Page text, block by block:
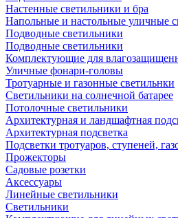
Настенные светильники и бра
Напольные и настольные уличные
Подводные светильники
Подводные светильники
Комплектующие для
Уличные фонари-головы
Тротуарные и газонные светильнки
Светильники на солнечной батарее
Потолочные светильники
Архитектурная и ландшафтная
Архитектурная подсветка
Подсветки тротуаров, ступеней,
Прожекторы
Садовые розетки
Аксессуары
Линейные светильники
Светильники